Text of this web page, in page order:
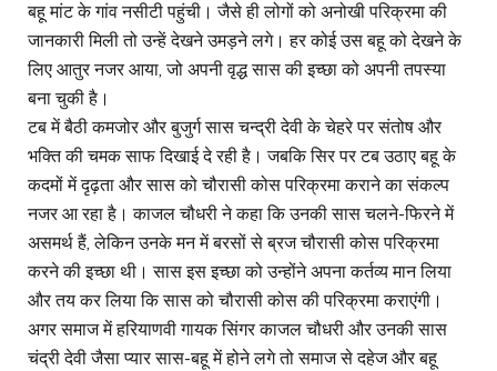
बहू मांट के गांव नसीटी पहुंची। जैसे ही लोगों को अनोखी परिक्रमा की
जानकारी मिली तो उन्हें देखने उमड़ने लगे। हर कोई उस बहू को देखने के
लिए आतुर नजर आया, जो अपनी वृद्ध सास की इच्छा को अपनी तपस्या
बना चुकी है।
टब में बैठी कमजोर और बुजुर्ग सास चन्द्री देवी के चेहरे पर संतोष और
भक्ति की चमक साफ दिखाई दे रही है। जबकि सिर पर टब उठाए बहू के
कदमों में दृढ़ता और सास को चौरासी कोस परिक्रमा कराने का संकल्प
नजर आ रहा है। काजल चौधरी ने कहा कि उनकी सास चलने-फिरने में
असमर्थ हैं, लेकिन उनके मन में बरसों से ब्रज चौरासी कोस परिक्रमा
करने की इच्छा थी। सास इस इच्छा को उन्होंने अपना कर्तव्य मान लिया
और तय कर लिया कि सास को चौरासी कोस की परिक्रमा कराएंगी।
अगर समाज में हरियाणवी गायक सिंगर काजल चौधरी और उनकी सास
चंद्री देवी जैसा प्यार सास-बहू में होने लगे तो समाज से दहेज और बहू